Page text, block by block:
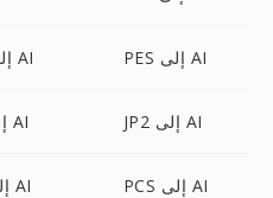
DDS إلى AI PES إلى AI
CR2 إلى AI JP2 إلى AI
CUR إلى AI PCS إلى AI